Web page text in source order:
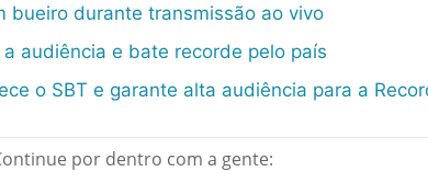
bueiro durante transmissão ao vivo
audiência e bate recorde pelo país
o SBT e garante alta audiência para a
por dentro com a gente: